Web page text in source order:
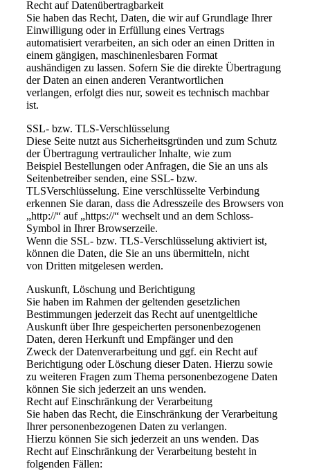
Recht auf Datenübertragbarkeit
Sie haben das Recht, Daten, die wir auf Grundlage Ihrer
Einwilligung oder in Erfüllung eines Vertrags
automatisiert verarbeiten, an sich oder an einen Dritten in
einem gängigen, maschinenlesbaren Format
aushändigen zu lassen. Sofern Sie die direkte Übertragung
der Daten an einen anderen Verantwortlichen
verlangen, erfolgt dies nur, soweit es technisch machbar
ist.
SSL- bzw. TLS-Verschlüsselung
Diese Seite nutzt aus Sicherheitsgründen und zum Schutz
der Übertragung vertraulicher Inhalte, wie zum
Beispiel Bestellungen oder Anfragen, die Sie an uns als
Seitenbetreiber senden, eine SSL- bzw.
TLSVerschlüsselung. Eine verschlüsselte Verbindung
erkennen Sie daran, dass die Adresszeile des Browsers von
„http://“ auf „https://“ wechselt und an dem Schloss-
Symbol in Ihrer Browserzeile.
Wenn die SSL- bzw. TLS-Verschlüsselung aktiviert ist,
können die Daten, die Sie an uns übermitteln, nicht
von Dritten mitgelesen werden.
Auskunft, Löschung und Berichtigung
Sie haben im Rahmen der geltenden gesetzlichen
Bestimmungen jederzeit das Recht auf unentgeltliche
Auskunft über Ihre gespeicherten personenbezogenen
Daten, deren Herkunft und Empfänger und den
Zweck der Datenverarbeitung und ggf. ein Recht auf
Berichtigung oder Löschung dieser Daten. Hierzu sowie
zu weiteren Fragen zum Thema personenbezogene Daten
können Sie sich jederzeit an uns wenden.
Recht auf Einschränkung der Verarbeitung
Sie haben das Recht, die Einschränkung der Verarbeitung
Ihrer personenbezogenen Daten zu verlangen.
Hierzu können Sie sich jederzeit an uns wenden. Das
Recht auf Einschränkung der Verarbeitung besteht in
folgenden Fällen: